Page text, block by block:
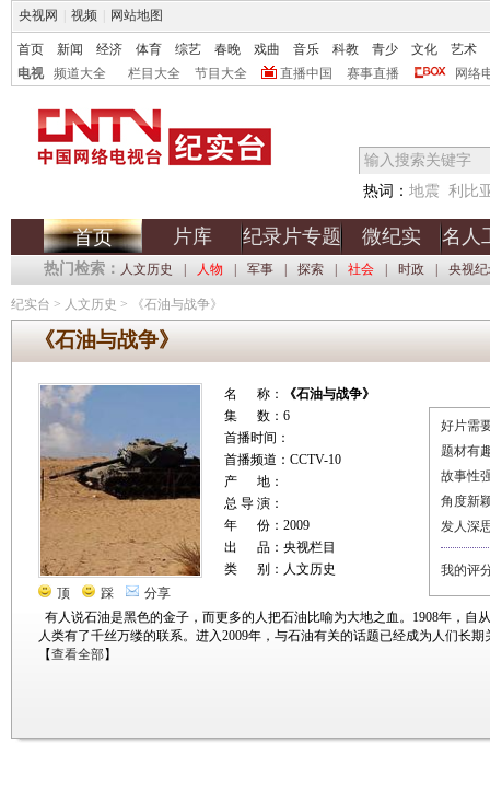
央视网 视频 网站地图
首页 新闻 经济 体育 综艺 春晚 戏曲 音乐 科教 青少 文化
艺术
电视
频道大全 栏目大全 节目大全 直播中国 赛事直播 网络
热词： 地震 利比
首页 片库 纪录片专题 微纪实 名人
热门检索： 人文历史 人物 军事 探索 社会 时政 央视
纪实台 > 人文历史 > 《石油与战争》
《石油与战争》
顶 踩 分享
名 称：
《石油与战争》
集 数：6
首播时间：
首播频道：CCTV-10
产 地：
总 导 演：
年 份：2009
出 品：央视栏目
类 别：人文历史
有人说石油是黑色的金子，而更多的人把石油比喻为大地之血。1908年，自
人类有了千丝万缕的联系。进入2009年，与石油有关的话题已经成为人们长
【查看全部】
好片需
题材有
故事性
角度新
发人深
我的评